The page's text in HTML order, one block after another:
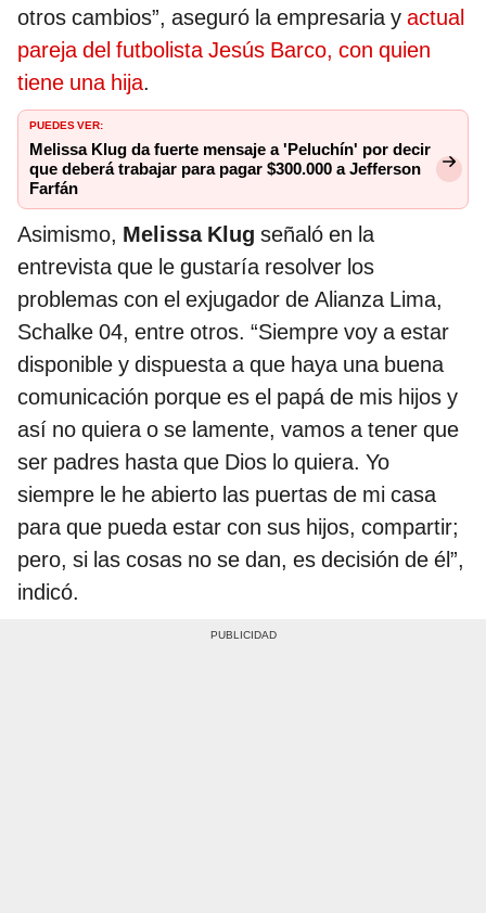
otros cambios”, aseguró la empresaria y actual
pareja del futbolista Jesús Barco, con quien
tiene una hija.
PUEDES VER:
Melissa Klug da fuerte mensaje a 'Peluchín' por decir
que deberá trabajar para pagar $300.000 a Jefferson
Farfán
Asimismo, Melissa Klug señaló en la
entrevista que le gustaría resolver los
problemas con el exjugador de Alianza Lima,
Schalke 04, entre otros. “Siempre voy a estar
disponible y dispuesta a que haya una buena
comunicación porque es el papá de mis hijos y
así no quiera o se lamente, vamos a tener que
ser padres hasta que Dios lo quiera. Yo
siempre le he abierto las puertas de mi casa
para que pueda estar con sus hijos, compartir;
pero, si las cosas no se dan, es decisión de él”,
indicó.